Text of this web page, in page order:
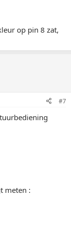
op pin 8 zat,
#7
meten :